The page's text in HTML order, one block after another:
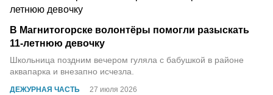
ДЕЖУРНАЯ ЧАСТЬ 27 июля 2026
В Магнитогорске волонтёры помогли разыскать
11-летнюю девочку
Школьница поздним вечером гуляла с бабушкой в районе
аквапарка и внезапно исчезла.